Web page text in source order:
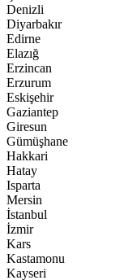
Denizli
Diyarbakır
Edirne
Elazığ
Erzincan
Erzurum
Eskişehir
Gaziantep
Giresun
Gümüşhane
Hakkari
Hatay
Isparta
Mersin
İstanbul
İzmir
Kars
Kastamonu
Kayseri